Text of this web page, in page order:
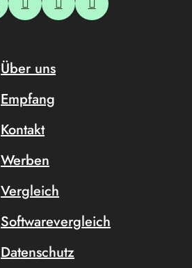
Über uns
Empfang
Kontakt
Werben
Vergleich
Softwarevergleich
Datenschutz